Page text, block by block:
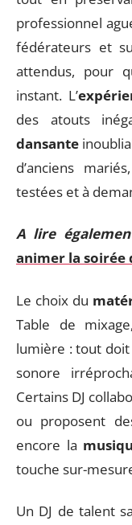
professionnel
fédérateurs et
attendus, pour
instant. L’
des atouts
dansante
d’anciens
testées et à
A lire
animer la soirée
Le choix du
Table de
lumière : tout
sonore
Certains DJ
ou proposent
encore la
touche sur-
Un DJ de talent